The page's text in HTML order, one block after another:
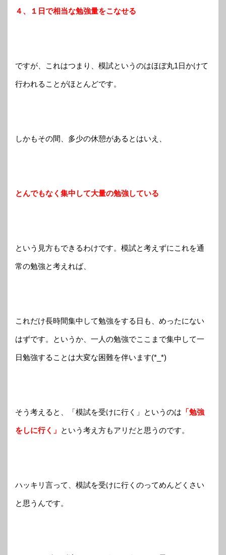
４、１日で相当な勉強量をこなせる
ですが、これはつまり、模試というのはほぼ丸1日かけて
行われることがほとんどです。
しかもその間、多少の休憩があるとはいえ、
とんでもなく集中して大量の勉強している
という見方もできるわけです。模試と考えずにこれを通
常の勉強と考えれば、
これだけ長時間集中して勉強をする日も、めったにない
はずです。というか、一人の勉強でここまで集中して一
日勉強することは大変な困難を伴います(*_*)
そう考えると、「模試を受けに行く」というのは 「勉強
をしに行く」 という考え方もアリだと思うのです。
ハッキリ言って、模試を受けに行くのってめんどくさい
と思うんです。